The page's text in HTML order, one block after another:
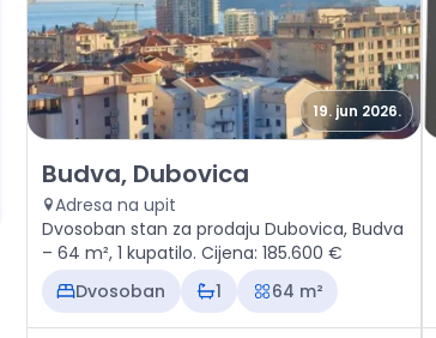
19. jun 2026.
Prodaja - Stan Budva, Dubovica
Budva, Dubovica
Adresa na upit
Dvosoban stan za prodaju Dubovica, Budva
– 64 m², 1 kupatilo. Cijena: 185.600 €
Dvosoban
1 64 m²